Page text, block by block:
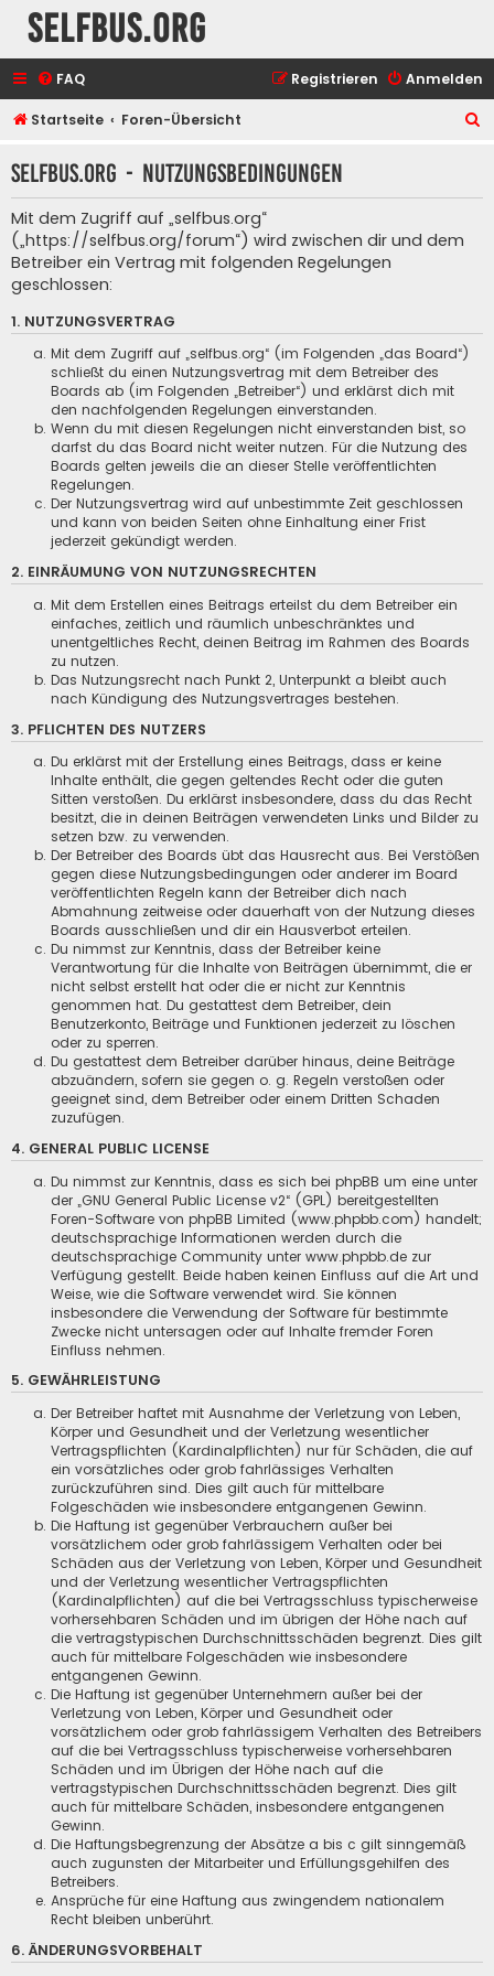
selfbus.org
FAQ Anmelden
Registrieren
Startseite Foren-Übersicht
h
selfbus.org - Nutzungsbedingungen
Mit dem Zugriff auf „selfbus.org“
(„https://selfbus.org/forum“) wird zwischen dir und dem
Betreiber ein Vertrag mit folgenden Regelungen
geschlossen:
1. NUTZUNGSVERTRAG
Mit dem Zugriff auf „selfbus.org“ (im Folgenden „das Board“)
schließt du einen Nutzungsvertrag mit dem Betreiber des
Boards ab (im Folgenden „Betreiber“) und erklärst dich mit
den nachfolgenden Regelungen einverstanden.
Wenn du mit diesen Regelungen nicht einverstanden bist, so
darfst du das Board nicht weiter nutzen. Für die Nutzung des
Boards gelten jeweils die an dieser Stelle veröffentlichten
Regelungen.
Der Nutzungsvertrag wird auf unbestimmte Zeit geschlossen
und kann von beiden Seiten ohne Einhaltung einer Frist
jederzeit gekündigt werden.
2. EINRÄUMUNG VON NUTZUNGSRECHTEN
Mit dem Erstellen eines Beitrags erteilst du dem Betreiber ein
einfaches, zeitlich und räumlich unbeschränktes und
unentgeltliches Recht, deinen Beitrag im Rahmen des Boards
zu nutzen.
Das Nutzungsrecht nach Punkt 2, Unterpunkt a bleibt auch
nach Kündigung des Nutzungsvertrages bestehen.
3. PFLICHTEN DES NUTZERS
Du erklärst mit der Erstellung eines Beitrags, dass er keine
Inhalte enthält, die gegen geltendes Recht oder die guten
Sitten verstoßen. Du erklärst insbesondere, dass du das Recht
besitzt, die in deinen Beiträgen verwendeten Links und Bilder zu
setzen bzw. zu verwenden.
Der Betreiber des Boards übt das Hausrecht aus. Bei Verstößen
gegen diese Nutzungsbedingungen oder anderer im Board
veröffentlichten Regeln kann der Betreiber dich nach
Abmahnung zeitweise oder dauerhaft von der Nutzung dieses
Boards ausschließen und dir ein Hausverbot erteilen.
Du nimmst zur Kenntnis, dass der Betreiber keine
Verantwortung für die Inhalte von Beiträgen übernimmt, die er
nicht selbst erstellt hat oder die er nicht zur Kenntnis
genommen hat. Du gestattest dem Betreiber, dein
Benutzerkonto, Beiträge und Funktionen jederzeit zu löschen
oder zu sperren.
Du gestattest dem Betreiber darüber hinaus, deine Beiträge
abzuändern, sofern sie gegen o. g. Regeln verstoßen oder
geeignet sind, dem Betreiber oder einem Dritten Schaden
zuzufügen.
4. GENERAL PUBLIC LICENSE
Du nimmst zur Kenntnis, dass es sich bei phpBB um eine unter
der „GNU General Public License v2“ (GPL) bereitgestellten
Foren-Software von phpBB Limited (www.phpbb.com) handelt;
deutschsprachige Informationen werden durch die
deutschsprachige Community unter www.phpbb.de zur
Verfügung gestellt. Beide haben keinen Einfluss auf die Art und
Weise, wie die Software verwendet wird. Sie können
insbesondere die Verwendung der Software für bestimmte
Zwecke nicht untersagen oder auf Inhalte fremder Foren
Einfluss nehmen.
5. GEWÄHRLEISTUNG
Der Betreiber haftet mit Ausnahme der Verletzung von Leben,
Körper und Gesundheit und der Verletzung wesentlicher
Vertragspflichten (Kardinalpflichten) nur für Schäden, die auf
ein vorsätzliches oder grob fahrlässiges Verhalten
zurückzuführen sind. Dies gilt auch für mittelbare
Folgeschäden wie insbesondere entgangenen Gewinn.
Die Haftung ist gegenüber Verbrauchern außer bei
vorsätzlichem oder grob fahrlässigem Verhalten oder bei
Schäden aus der Verletzung von Leben, Körper und Gesundheit
und der Verletzung wesentlicher Vertragspflichten
(Kardinalpflichten) auf die bei Vertragsschluss typischerweise
vorhersehbaren Schäden und im übrigen der Höhe nach auf
die vertragstypischen Durchschnittsschäden begrenzt. Dies gilt
auch für mittelbare Folgeschäden wie insbesondere
entgangenen Gewinn.
Die Haftung ist gegenüber Unternehmern außer bei der
Verletzung von Leben, Körper und Gesundheit oder
vorsätzlichem oder grob fahrlässigem Verhalten des Betreibers
auf die bei Vertragsschluss typischerweise vorhersehbaren
Schäden und im Übrigen der Höhe nach auf die
vertragstypischen Durchschnittsschäden begrenzt. Dies gilt
auch für mittelbare Schäden, insbesondere entgangenen
Gewinn.
Die Haftungsbegrenzung der Absätze a bis c gilt sinngemäß
auch zugunsten der Mitarbeiter und Erfüllungsgehilfen des
Betreibers.
Ansprüche für eine Haftung aus zwingendem nationalem
Recht bleiben unberührt.
6. ÄNDERUNGSVORBEHALT